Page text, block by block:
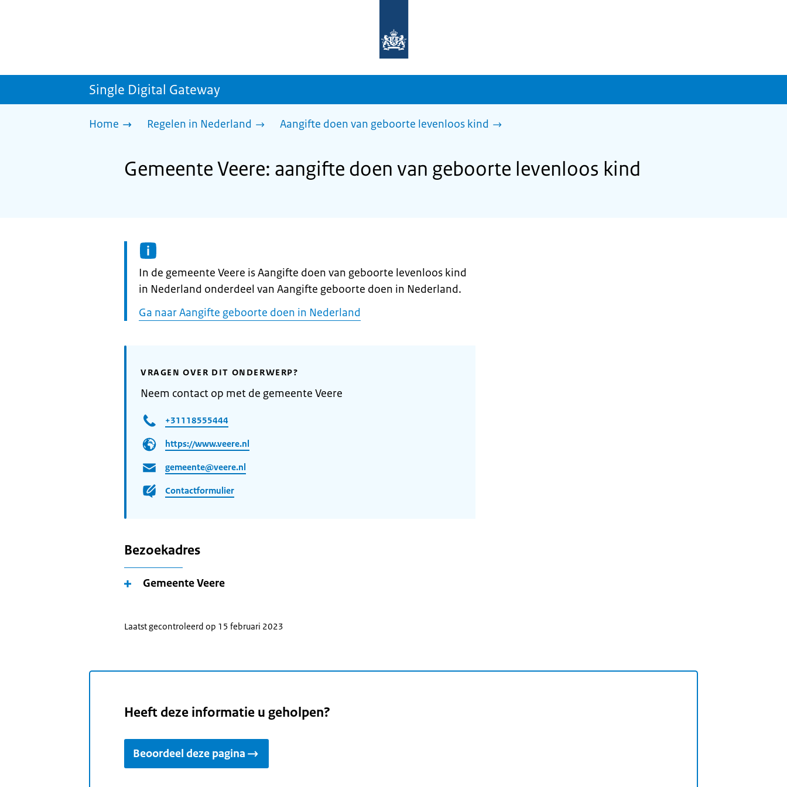
homepage
sdg.rijksoverheid.nl
Single Digital Gateway
Home Regelen in Nederland Aangifte doen van geboorte levenloos kind
Gemeente Veere: aangifte doen van geboorte levenloos kind
Informatie:
In de gemeente Veere is Aangifte doen van geboorte levenloos kind
in Nederland onderdeel van Aangifte geboorte doen in Nederland.
Ga naar Aangifte geboorte doen in Nederland
VRAGEN OVER DIT ONDERWERP?
Neem contact op met de gemeente Veere
+31118555444
https://www.veere.nl
gemeente@veere.nl
Contactformulier
Bezoekadres
Gemeente Veere
Laatst gecontroleerd op 15 februari 2023
Heeft deze informatie u geholpen?
Beoordeel deze pagina